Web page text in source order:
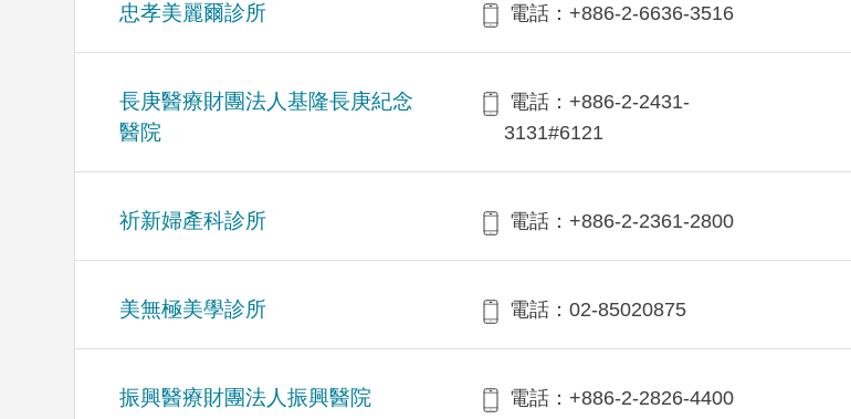
忠孝美麗爾診所 電話：+886-2-6636-3516
長庚醫療財團法人基隆長庚紀念
醫院
電話：+886-2-2431-
3131#6121
祈新婦產科診所 電話：+886-2-2361-2800
美無極美學診所 電話：02-85020875
振興醫療財團法人振興醫院 電話：+886-2-2826-4400